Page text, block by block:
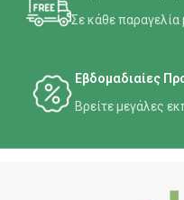
Σε κάθε
Εβδομαδιαίες
Βρείτε μεγάλες